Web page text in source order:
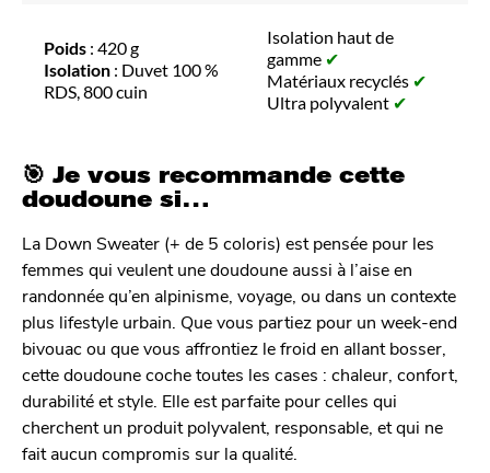
Poids : 420 g
Isolation : Duvet 100 %
RDS, 800 cuin
Isolation haut de
gamme ✔
Matériaux recyclés ✔
Ultra polyvalent ✔
🎯 Je vous recommande cette
doudoune si…
La Down Sweater (+ de 5 coloris) est pensée pour les
femmes qui veulent une doudoune aussi à l’aise en
randonnée qu’en alpinisme, voyage, ou dans un contexte
plus lifestyle urbain. Que vous partiez pour un week-end
bivouac ou que vous affrontiez le froid en allant bosser,
cette doudoune coche toutes les cases : chaleur, confort,
durabilité et style. Elle est parfaite pour celles qui
cherchent un produit polyvalent, responsable, et qui ne
fait aucun compromis sur la qualité.